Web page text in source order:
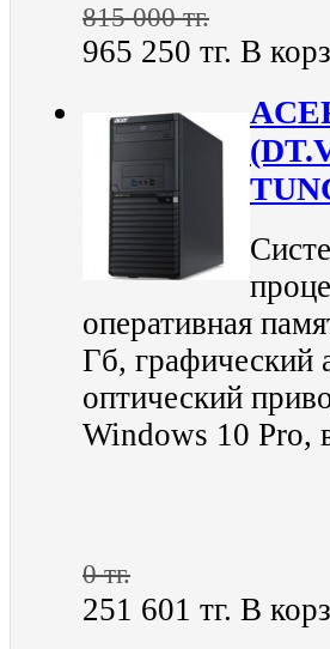
815 000 тг.
965 250 тг. В
оперативная
Гб, графический
оптический
Windows 10 Pro,
0 тг.
251 601 тг. В